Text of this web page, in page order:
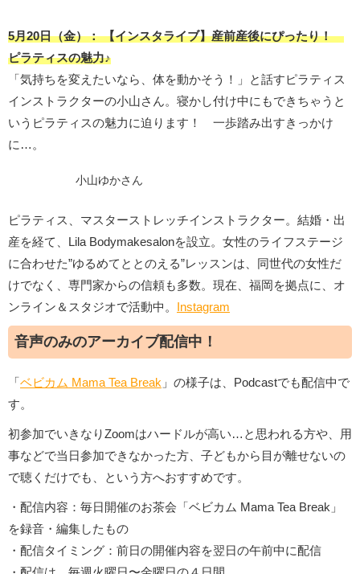
5月20日（金）：【インスタライブ】産前産後にぴったり！
ピラティスの魅力♪
「気持ちを変えたいなら、体を動かそう！」と話すピラティス
インストラクターの小山さん。寝かし付け中にもできちゃうと
いうピラティスの魅力に迫ります！ 一歩踏み出すきっかけ
に…。
小山ゆかさん
ピラティス、マスターストレッチインストラクター。結婚・出
産を経て、Lila Bodymakesalonを設立。女性のライフステージ
に合わせた”ゆるめてととのえる”レッスンは、同世代の女性だ
けでなく、専門家からの信頼も多数。現在、福岡を拠点に、オ
ンライン＆スタジオで活動中。 Instagram
音声のみのアーカイブ配信中！
「ベビカム Mama Tea Break 」の様子は、Podcastでも配信中で
す。
初参加でいきなりZoomはハードルが高い…と思われる方や、用
事などで当日参加できなかった方、子どもから目が離せないの
で聴くだけでも、という方へおすすめです。
・配信内容：毎日開催のお茶会「ベビカム Mama Tea Break」
を録音・編集したもの
・配信タイミング：前日の開催内容を翌日の午前中に配信